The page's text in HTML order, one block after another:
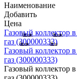
Наименование
Добавить
Цена
Газовый коллектор
газ (300000333)
Газовый коллектор
газ (300000333)
Газовый коллектор